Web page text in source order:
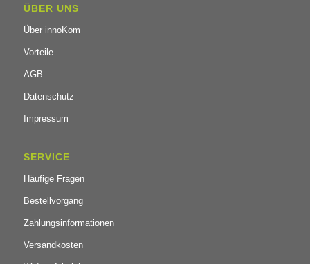
ÜBER UNS
Über innoKom
Vorteile
AGB
Datenschutz
Impressum
SERVICE
Häufige Fragen
Bestellvorgang
Zahlungsinformationen
Versandkosten